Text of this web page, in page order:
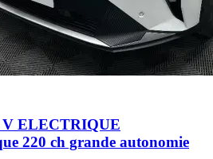
ELECTRIQUE
220 ch grande autonomie